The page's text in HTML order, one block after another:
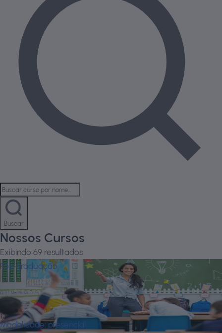
Buscar
Nossos Cursos
Exibindo 69 resultados
Pós-graduação
A Atuação do Auxiliar de Classe nos
Processos Inclusivos de Pessoas Com
Deficiência
Modalidade: presencial